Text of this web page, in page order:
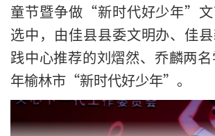
童节暨争做“新时代好少年”
选中，由佳县县委文明办、佳
践中心推荐的刘熠然、乔麟两
年榆林市“新时代好少年”。